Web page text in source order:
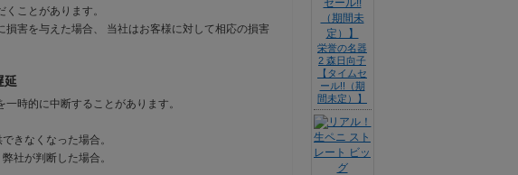
ことがあります。
害を与えた場合、 当社はお客様に対して相応の損害
延
時的に中断することがあります。
きなくなった場合。
社が判断した場合。
栄誉の名器
2 森日向子
【タイムセ
ール!!（期
間未定）】